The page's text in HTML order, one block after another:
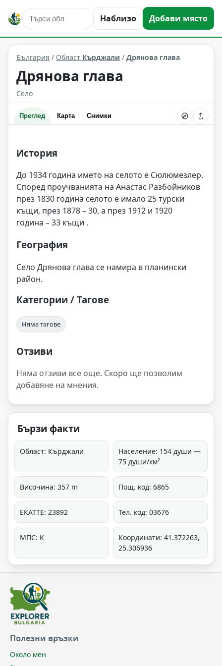
Наблизо Добави място
Дрянова глава Област: Кърджали
България / Област Кърджали / Дрянова глава
Дрянова глава
Село
Преглед Карта Снимки
История
До 1934 година името на селото е Сюлюмезлер.
Според проучванията на Анастас Разбойников
през 1830 година селото е имало 25 турски
къщи, през 1878 – 30, а през 1912 и 1920
година – 33 къщи .
География
Село Дрянова глава се намира в планински
район.
Категории / Тагове
Няма тагове
Отзиви
Няма отзиви все още. Скоро ще позволим
добавяне на мнения.
Бързи факти
Област: Кърджали
Население: 154 души —
75 души/км²
Височина: 357 m Пощ. код: 6865
ЕКАТТЕ: 23892 Тел. код: 03676
МПС: К
Координати: 41.372263,
25.306936
Полезни връзки
Около мен